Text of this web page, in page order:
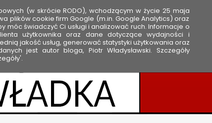
(w skrócie RODO), wchodzącym w życie 25 maja
plików cookie firm Google (m.in. Google Analytics) oraz
świadczyć Ci usługi i analizować ruch. Informacje o
użytkownika oraz dane dotyczące wydajności i
jakość usług, generować statystyki użytkowania oraz
jest autor bloga, Piotr Władysławski. Szczegóły